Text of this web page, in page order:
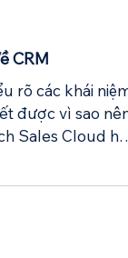
CRM
rõ các khái
được vì sao